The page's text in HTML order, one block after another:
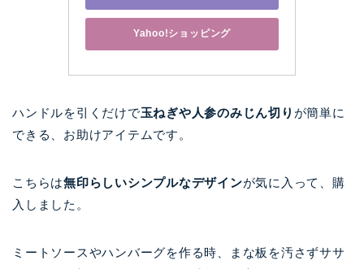
Yahoo!ショッピング
ハンドルを引くだけで玉ねぎや人参のみじん切り が簡単に
できる、お助けアイテムです。
こちらは無印らしいシンプルなデザインが気に入って、購
入しました。
ミートソースやハンバーグを作る時、まな板を汚さずササ